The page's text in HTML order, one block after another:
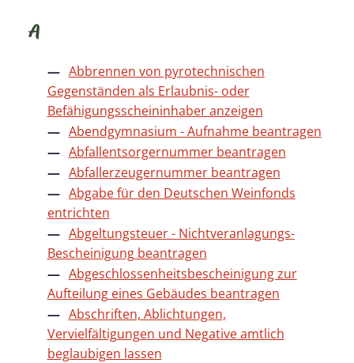
A
Abbrennen von pyrotechnischen
Gegenständen als Erlaubnis- oder
Befähigungsscheininhaber anzeigen
Abendgymnasium - Aufnahme beantragen
Abfallentsorgernummer beantragen
Abfallerzeugernummer beantragen
Abgabe für den Deutschen Weinfonds
entrichten
Abgeltungsteuer - Nichtveranlagungs-
Bescheinigung beantragen
Abgeschlossenheitsbescheinigung zur
Aufteilung eines Gebäudes beantragen
Abschriften, Ablichtungen,
Vervielfältigungen und Negative amtlich
beglaubigen lassen